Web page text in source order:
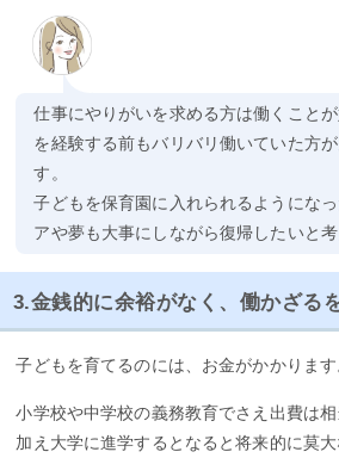
仕事にやりがいを求める方は働くこと
を経験する前もバリバリ働いていた方
す。
子どもを保育園に入れられるようにな
アや夢も大事にしながら復帰したいと考
3.金銭的に余裕がなく、働かざる
子どもを育てるのには、お金がかかります
小学校や中学校の義務教育でさえ出費は
加え大学に進学するとなると将来的に莫大